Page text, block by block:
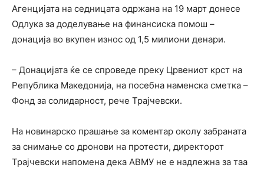
Агенцијата на седницата одржана на 19 март донесе
Одлука за доделување на финансиска помош –
донација во вкупен износ од 1,5 милиони денари.
– Донацијата ќе се спроведе преку Црвениот крст на
Република Македонија, на посебна наменска сметка –
Фонд за солидарност, рече Трајчевски.
На новинарско прашање за коментар околу забраната
за снимање со дронови на протести, директорот
Трајчевски напомена дека АВМУ не е надлежна за таа